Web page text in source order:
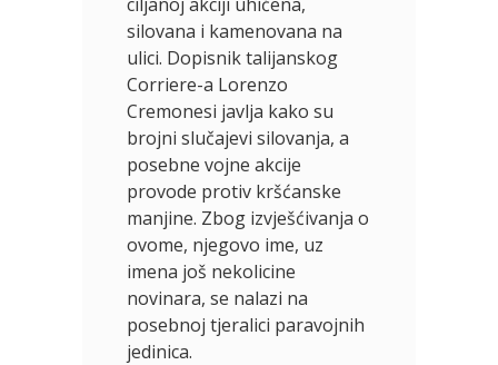
silovana i kamenovana na
ulici. Dopisnik talijanskog
Corriere-a Lorenzo
Cremonesi javlja kako su
brojni slučajevi silovanja, a
posebne vojne akcije
provode protiv kršćanske
manjine. Zbog izvješćivanja o
ovome, njegovo ime, uz
imena još nekolicine
novinara, se nalazi na
posebnoj tjeralici paravojnih
jedinica.